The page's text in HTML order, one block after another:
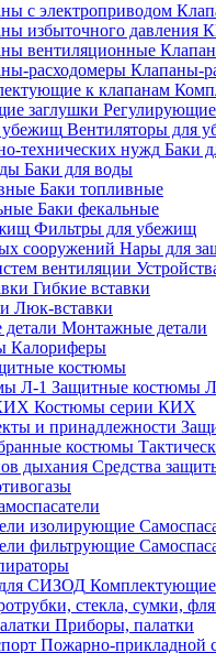
Клапаны-
Вентиляторы для
Баки
Баки для воды
Баки топливные
Баки фекальные
Фильтры для убежищ
Нары для
Гибкие вставки
Люк-вставки
Монтажные детали
Калориферы
костюмы
Защитные костюмы
Костюмы серии КИХ
Средства
Приборы, палатки
Пожарно-прикладной